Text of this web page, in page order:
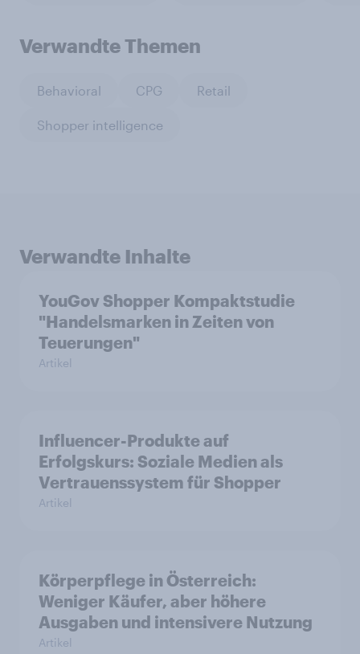
Verwandte Themen
Behavioral CPG Retail
Shopper intelligence
Verwandte Inhalte
YouGov Shopper Kompaktstudie
"Handelsmarken in Zeiten von
Teuerungen"
Artikel
Influencer-Produkte auf
Erfolgskurs: Soziale Medien als
Vertrauenssystem für Shopper
Artikel
Körperpflege in Österreich:
Weniger Käufer, aber höhere
Ausgaben und intensivere Nutzung
Artikel